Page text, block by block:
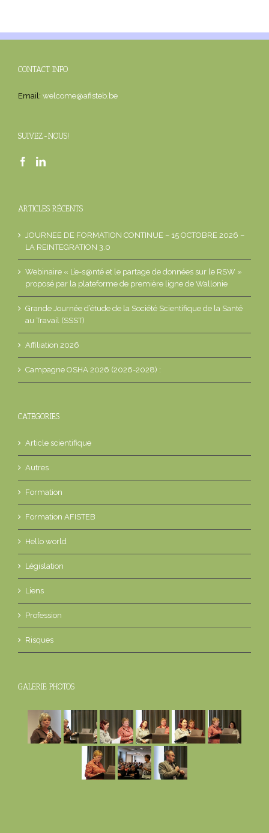
CONTACT INFO
Email: welcome@afisteb.be
SUIVEZ-NOUS!
ARTICLES RÉCENTS
JOURNEE DE FORMATION CONTINUE – 15 OCTOBRE 2026 –
LA REINTEGRATION 3.0
Webinaire « L’e-s@nté et le partage de données sur le RSW »
proposé par la plateforme de première ligne de Wallonie
Grande Journée d’étude de la Société Scientifique de la Santé
au Travail (SSST)
Affiliation 2026
Campagne OSHA 2026 (2026-2028) :
CATEGORIES
Article scientifique
Autres
Formation
Formation AFISTEB
Hello world
Législation
Liens
Profession
Risques
GALERIE PHOTOS